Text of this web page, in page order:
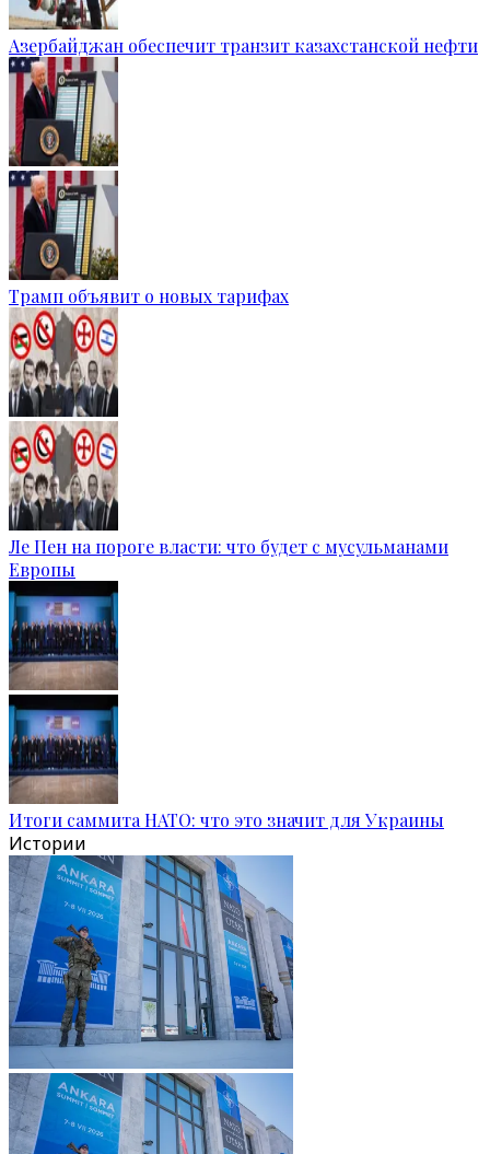
Азербайджан обеспечит транзит казахстанской нефти
Трамп объявит о новых тарифах
Ле Пен на пороге власти: что будет с мусульманами
Европы
Итоги саммита НАТО: что это значит для Украины
Истории